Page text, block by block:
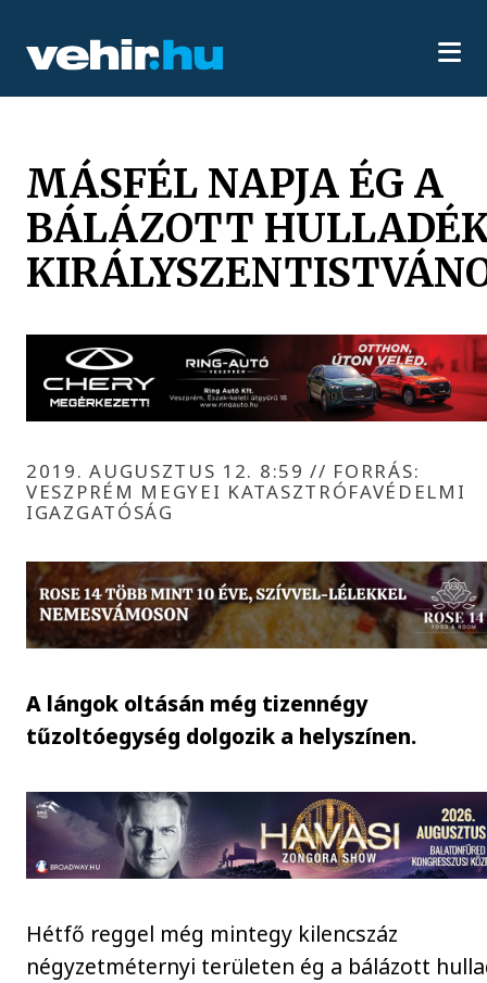
MÁSFÉL NAPJA ÉG A
BÁLÁZOTT
2019. AUGUSZTUS 12. 8:59// FORRÁS:
VESZPRÉM MEGYEI KATASZTRÓFAVÉDELMI
IGAZGATÓSÁG
A lángok oltásán még tizennégy
tűzoltóegység dolgozik a helyszínen.
Hétfő reggel még mintegy kilencszáz
négyzetméternyi területen ég a bálázott